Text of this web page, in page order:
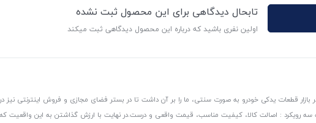
تابحال دیدگاهی برای این محصول ثبت نشده
اولین نفری باشید که درباره این محصول دیدگاهی ثبت میکند
بازار قطعات یدکی خودرو به صورت سنتی، ما را بر آن داشت تا در بستر فضای مجازی و فروش اینترنتی
رویکرد : اصالت کالا، کیفیت مناسب، قیمت واقعی و درست.در نهایت با ارزش گذاشتن به این واقعیت